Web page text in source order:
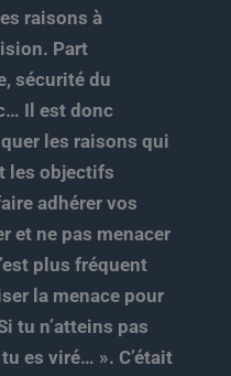
raisons à
Part
sécurité du
Il est donc
les raisons qui
les objectifs
adhérer vos
et ne pas menacer
plus fréquent
la menace pour
tu n’atteins pas
es viré… ». C’était